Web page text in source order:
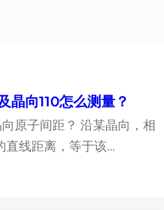
晶向110怎么测量？
原子间距？ 沿某晶向，相
直线距离，等于该…